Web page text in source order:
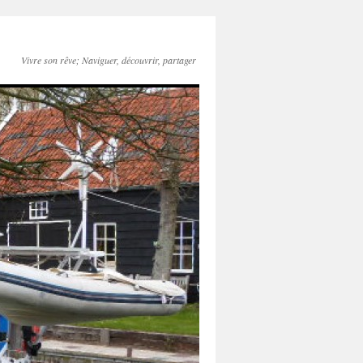
Vivre son rêve; Naviguer, découvrir, partager